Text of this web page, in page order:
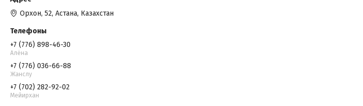
Орхон, 52, Астана, Казахстан
+7 (776) 898-46-30
Алёна
+7 (776) 036-66-88
Жанслу
+7 (702) 282-92-02
Мейирхан